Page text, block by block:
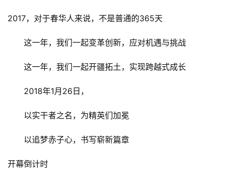
2017，对于春华人来说，不是普通的365天
这一年，我们一起变革创新，应对机遇与挑战
这一年，我们一起开疆拓土，实现跨越式成长
2018年1月26日，
以实干者之名，为精英们加冕
以追梦赤子心，书写崭新篇章
开幕倒计时